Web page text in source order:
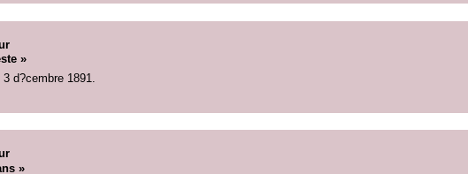
»
3 d?cembre 1891.
»